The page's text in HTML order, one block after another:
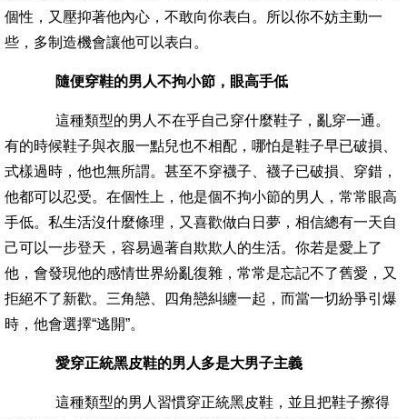
個性，又壓抑著他內心，不敢向你表白。所以你不妨主動一
些，多制造機會讓他可以表白。
隨便穿鞋的男人不拘小節，眼高手低
這種類型的男人不在乎自己穿什麼鞋子，亂穿一通。
有的時候鞋子與衣服一點兒也不相配，哪怕是鞋子早已破損、
式樣過時，他也無所謂。甚至不穿襪子、襪子已破損、穿錯，
他都可以忍受。在個性上，他是個不拘小節的男人，常常眼高
手低。私生活沒什麼條理，又喜歡做白日夢，相信總有一天自
己可以一步登天，容易過著自欺欺人的生活。你若是愛上了
他，會發現他的感情世界紛亂復雜，常常是忘記不了舊愛，又
拒絕不了新歡。三角戀、四角戀糾纏一起，而當一切紛爭引爆
時，他會選擇“逃開”。
愛穿正統黑皮鞋的男人多是大男子主義
這種類型的男人習慣穿正統黑皮鞋，並且把鞋子擦得